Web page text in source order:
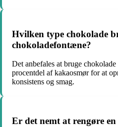
Hvilken type chokolade
chokoladefontæne?
Det anbefales at bruge
procentdel af kakaosmør for at
konsistens og smag.
Er det nemt at rengøre